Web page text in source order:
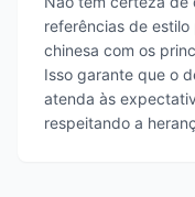
referências de
chinesa com os
Isso garante que o
atenda às
respeitando a